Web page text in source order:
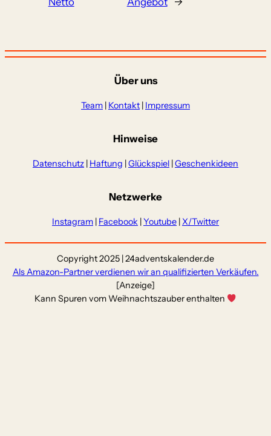
Über uns
Team | Kontakt | Impressum
Hinweise
Datenschutz | Haftung |Glückspiel |Geschenkideen
Netzwerke
Instagram | Facebook |Youtube |X/Twitter
Copyright 2025 | 24adventskalender.de
Als Amazon-Partner verdienen wir an qualifizierten Verkäufen.
[Anzeige]
Kann Spuren vom Weihnachtszauber enthalten